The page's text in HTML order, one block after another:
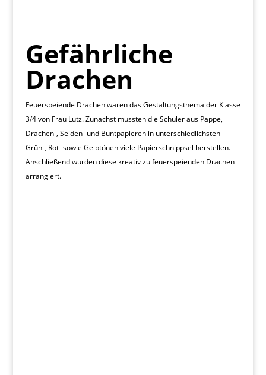
Gefährliche
Drachen
Feuerspeiende Drachen waren das Gestaltungsthema der Klasse
3/4 von Frau Lutz. Zunächst mussten die Schüler aus Pappe,
Drachen-, Seiden- und Buntpapieren in unterschiedlichsten
Grün-, Rot- sowie Gelbtönen viele Papierschnippsel herstellen.
Anschließend wurden diese kreativ zu feuerspeienden Drachen
arrangiert.